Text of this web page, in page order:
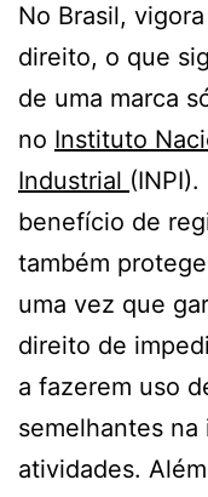
No Brasil,
direito, o que
de uma marca
no Instituto
Industrial
benefício de
também
uma vez que
direito de
a fazerem uso
semelhantes
atividades.